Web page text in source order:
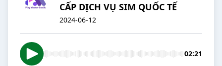
CẤP DỊCH VỤ SIM QUỐC TẾ
2024-06-12
02:21